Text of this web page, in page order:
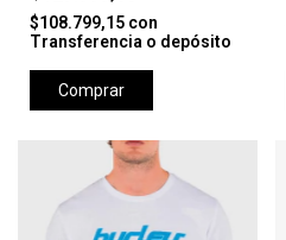
$108.799,15 con
Transferencia o depósito
Comprar